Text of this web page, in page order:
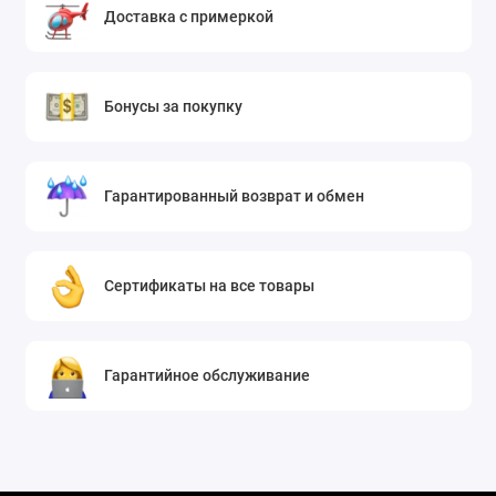
Доставка с примеркой
Бонусы за покупку
Гарантированный возврат и обмен
Сертификаты на все товары
Гарантийное обслуживание